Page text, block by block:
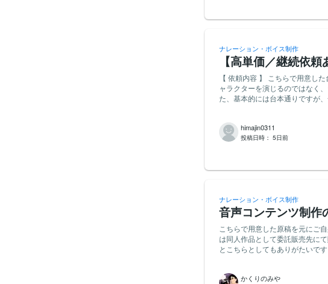
ナレーション・ボイス制作
【高単価／継続依
【 依頼内容 】 こちらで用意した台本(2000～2500字程度)を読み上げていただきます。 内容はキ
ャラクターを演じるのではなく
た、基本的には台本通りですが、一
している方。または配信や音楽など、声を使っ
声収録に適した機材をお持ちの方
himajin0311
投稿日時： 5日前
ナレーション・ボイス制作
音声コンテンツ制作
こちらで用意した原稿を元にご
は同人作品として委託販売先に
とこちらとしてもありがたいです！ 必須条件 指示された内容を正確に理解し実行できる能
など）が整っている方。 ・長期
かくりのみや